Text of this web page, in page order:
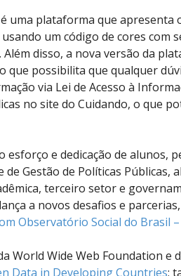
é uma plataforma que apresenta
um código de cores com
disso, a nova versão da
que possibilita que qualquer
via Lei de Acesso à
no site do Cuidando, o que
esforço e dedicação de alunos,
de Gestão de Políticas
terceiro setor e
a novos desafios e
Observatório Social do Brasil
World Wide Web Foundation
Data in Developing Countries;